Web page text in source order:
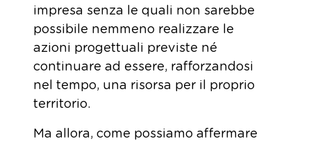
impresa senza le quali non sarebbe
possibile nemmeno realizzare le
azioni progettuali previste né
continuare ad essere, rafforzandosi
nel tempo, una risorsa per il proprio
territorio.
Ma allora, come possiamo affermare